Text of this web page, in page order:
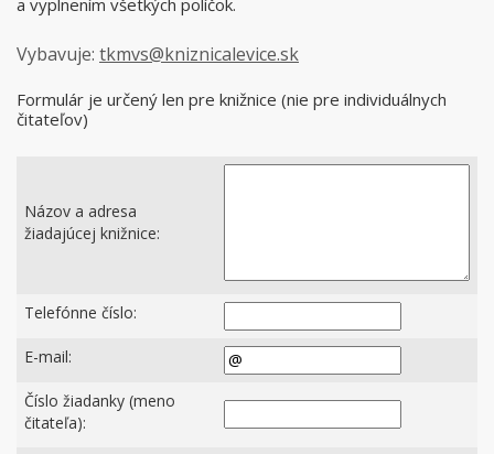
a vyplnením všetkých políčok.
Vybavuje: tkmvs@kniznicalevice.sk
Formulár je určený len pre knižnice (nie pre individuálnych
čitateľov)
Názov a adresa
žiadajúcej knižnice:
Telefónne číslo:
E-mail:
Číslo žiadanky (meno
čitateľa):